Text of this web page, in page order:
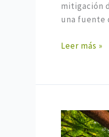
mitigación
una fuente
Leer más »
Energía
a